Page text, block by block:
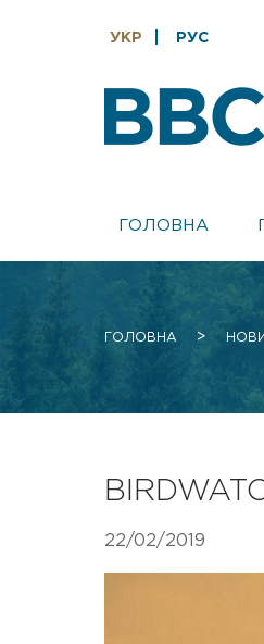
УКР РУС
ГОЛОВНА
ГОЛОВНА >
22/02/2019